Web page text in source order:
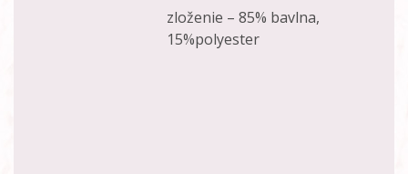
zloženie – 85% bavlna,
15%polyester